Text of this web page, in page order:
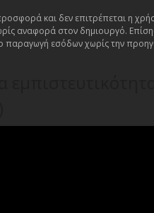
και δεν επιτρέπεται η
αναφορά στον δημιουργό.
εσόδων χωρίς την